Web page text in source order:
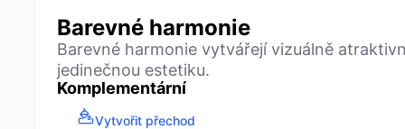
Barevné harmonie
Barevné harmonie vytvářejí vizuálně
jedinečnou estetiku.
Komplementární
Vytvořit přechod